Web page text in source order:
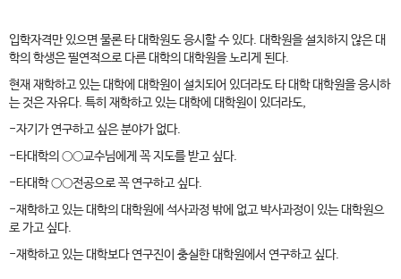
입학자격만 있으면 물론 타 대학원도 응시할 수 있다. 대학원을 설치하지 않은 대
학의 학생은 필연적으로 다른 대학의 대학원을 노리게 된다.
현재 재학하고 있는 대학에 대학원이 설치되어 있더라도 타 대학 대학원을 응시하
는 것은 자유다. 특히 재학하고 있는 대학에 대학원이 있더라도,
-자기가 연구하고 싶은 분야가 없다.
-타대학의 ○○교수님에게 꼭 지도를 받고 싶다.
-타대학 ○○전공으로 꼭 연구하고 싶다.
-재학하고 있는 대학의 대학원에 석사과정 밖에 없고 박사과정이 있는 대학원으
로 가고 싶다.
-재학하고 있는 대학보다 연구진이 충실한 대학원에서 연구하고 싶다.